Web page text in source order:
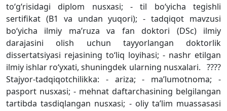
to‘g‘risidagi diplom nusxasi; - til bo‘yicha tegishli
sertifikat (B1 va undan yuqori); - tadqiqot mavzusi
bo‘yicha ilmiy ma’ruza va fan doktori (DSc) ilmiy
darajasini olish uchun tayyorlangan doktorlik
dissertatsiyasi rejasining to‘liq loyihasi; - nashr etilgan
ilmiy ishlar ro‘yxati, shuningdek ularning nusxalari. ????
Stajyor-tadqiqotchilikka: - ariza; - ma’lumotnoma; -
pasport nusxasi; - mehnat daftarchasining belgilangan
tartibda tasdiqlangan nusxasi; - oliy ta’lim muassasasi